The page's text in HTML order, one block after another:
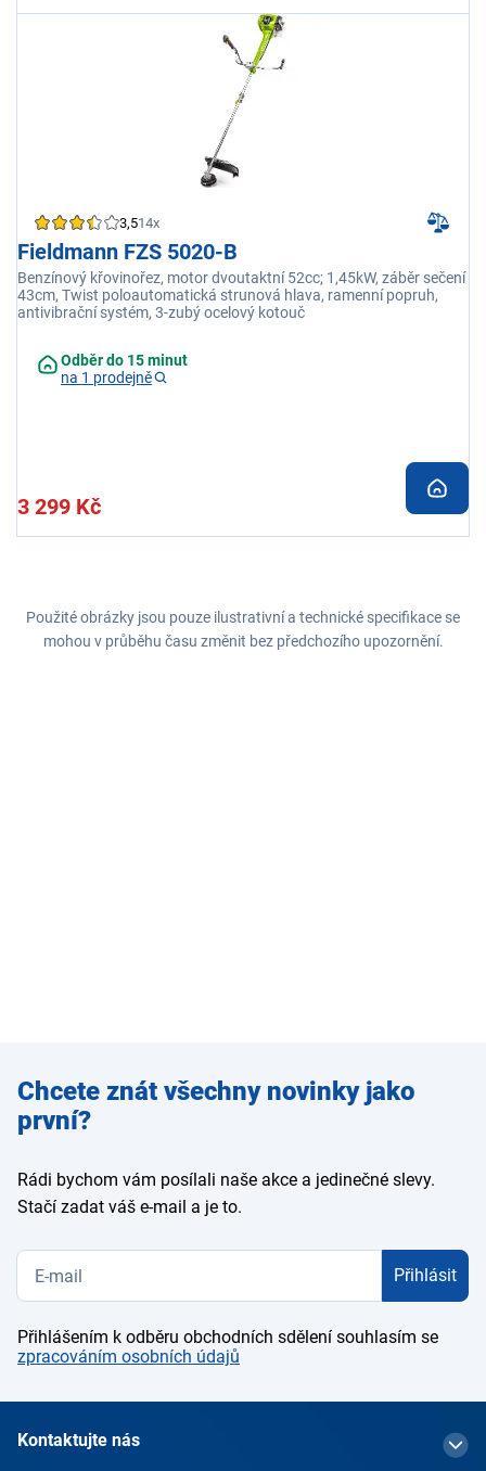
3,514x
Fieldmann FZS 5020-B
Benzínový křovinořez, motor dvoutaktní 52cc; 1,45kW, záběr sečení
43cm, Twist poloautomatická strunová hlava, ramenní popruh,
antivibrační systém, 3-zubý ocelový kotouč
Odběr do 15 minut
na 1 prodejně
3 299 Kč
Použité obrázky jsou pouze ilustrativní a technické specifikace se
mohou v průběhu času změnit bez předchozího upozornění.
Zadejte
e-mail
Chcete znát všechny novinky jako
první?
Rádi bychom vám posílali naše akce a jedinečné slevy.
Stačí zadat váš e-mail a je to.
Přihlásit
Přihlášením k odběru obchodních sdělení souhlasím se
zpracováním osobních údajů
Kontaktujte nás